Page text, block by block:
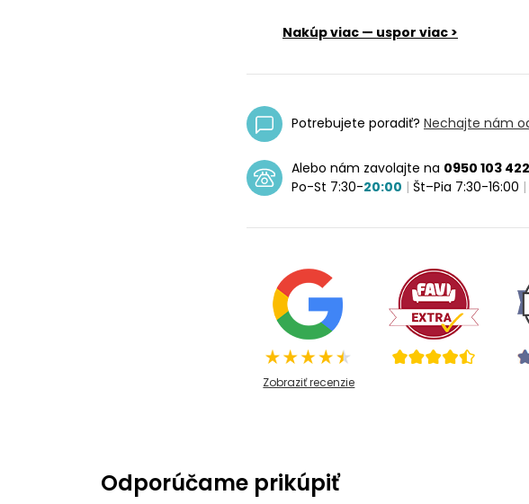
Nakúp viac — uspor viac >
Potrebujete poradiť? Nechajte nám
Alebo nám zavolajte na 0950 103 422
Po-St 7:30-20:00 | Št–Pia 7:30-16:00 |
Zobraziť recenzie
Odporúčame prikúpiť